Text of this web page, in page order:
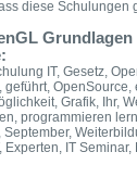
diese Schulungen
IT, Gesetz,
geführt,
Grafik, Ihr,
programmieren
Experten, IT